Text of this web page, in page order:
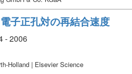
子正孔対の再結合速度
- 2006
Holland | Elsevier Science